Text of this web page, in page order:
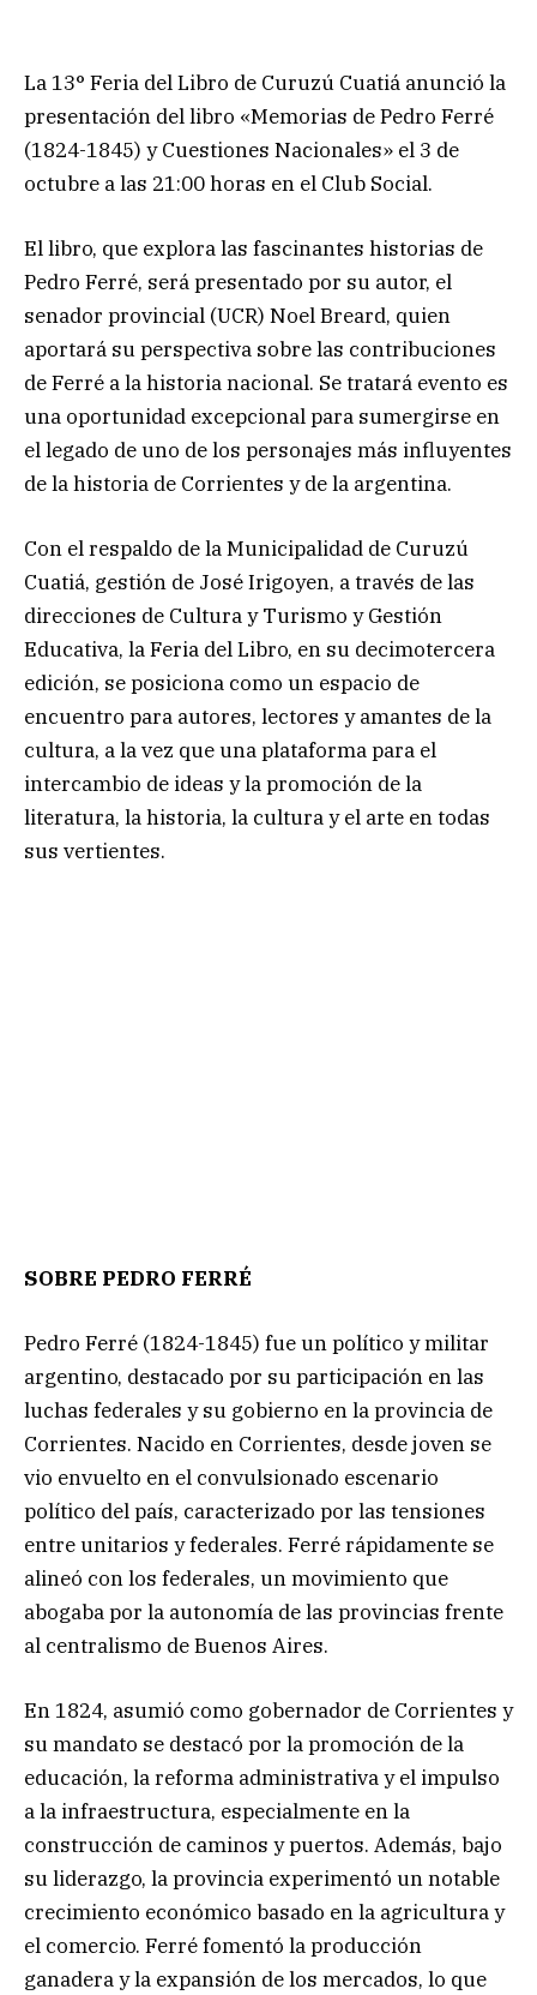
La 13° Feria del Libro de Curuzú Cuatiá anunció la
presentación del libro «Memorias de Pedro Ferré
(1824-1845) y Cuestiones Nacionales» el 3 de
octubre a las 21:00 horas en el Club Social.
El libro, que explora las fascinantes historias de
Pedro Ferré, será presentado por su autor, el
senador provincial (UCR) Noel Breard, quien
aportará su perspectiva sobre las contribuciones
de Ferré a la historia nacional. Se tratará evento es
una oportunidad excepcional para sumergirse en
el legado de uno de los personajes más influyentes
de la historia de Corrientes y de la argentina.
Con el respaldo de la Municipalidad de Curuzú
Cuatiá, gestión de José Irigoyen, a través de las
direcciones de Cultura y Turismo y Gestión
Educativa, la Feria del Libro, en su decimotercera
edición, se posiciona como un espacio de
encuentro para autores, lectores y amantes de la
cultura, a la vez que una plataforma para el
intercambio de ideas y la promoción de la
literatura, la historia, la cultura y el arte en todas
sus vertientes.
SOBRE PEDRO FERRÉ
Pedro Ferré (1824-1845) fue un político y militar
argentino, destacado por su participación en las
luchas federales y su gobierno en la provincia de
Corrientes. Nacido en Corrientes, desde joven se
vio envuelto en el convulsionado escenario
político del país, caracterizado por las tensiones
entre unitarios y federales. Ferré rápidamente se
alineó con los federales, un movimiento que
abogaba por la autonomía de las provincias frente
al centralismo de Buenos Aires.
En 1824, asumió como gobernador de Corrientes y
su mandato se destacó por la promoción de la
educación, la reforma administrativa y el impulso
a la infraestructura, especialmente en la
construcción de caminos y puertos. Además, bajo
su liderazgo, la provincia experimentó un notable
crecimiento económico basado en la agricultura y
el comercio. Ferré fomentó la producción
ganadera y la expansión de los mercados, lo que